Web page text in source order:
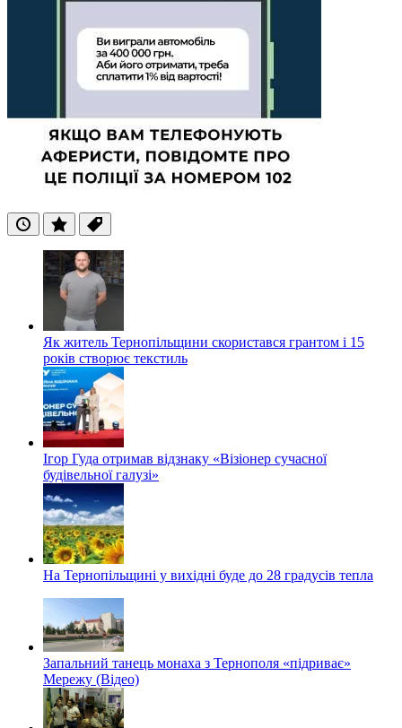
ОстанніПопулярні
Теги
Як житель Тернопільщини скористався грантом і 15
років створює текстиль
Ігор Гуда отримав відзнаку «Візіонер сучасної
будівельної галузі»
На Тернопільщині у вихідні буде до 28 градусів тепла
Запальний танець монаха з Тернополя «підриває»
Мережу (Відео)